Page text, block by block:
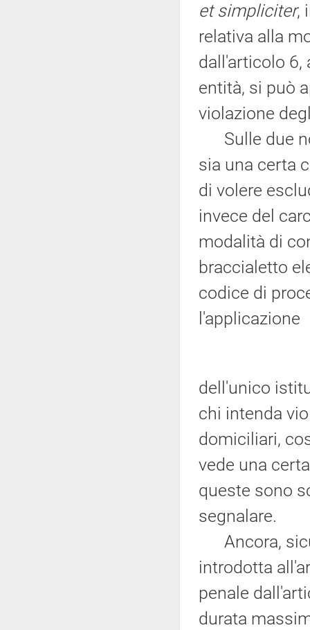
et simpliciter,
relativa alla
dall'articolo 6,
entità, si può
violazione
Sulle due
sia una certa
di volere
invece del
modalità di
braccialetto
codice di
l'applicazione
dell'unico
chi intenda
domiciliari,
vede una
queste sono
segnalare.
Ancora,
introdotta
penale
durata